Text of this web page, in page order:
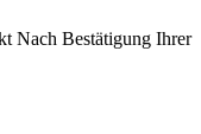
Nach Bestätigung Ihrer